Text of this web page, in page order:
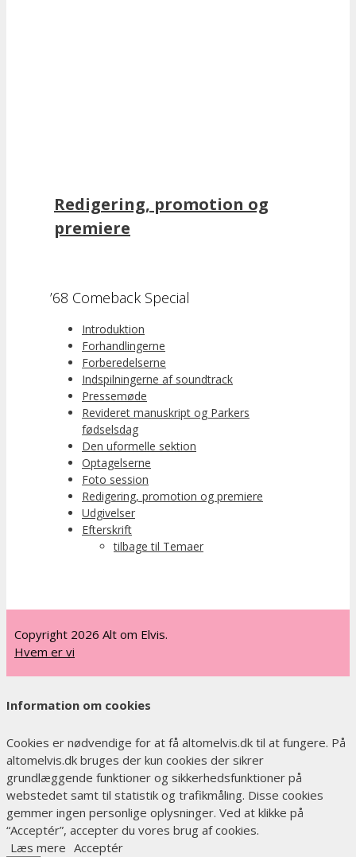
Redigering, promotion og
premiere
’68 Comeback Special
Introduktion
Forhandlingerne
Forberedelserne
Indspilningerne af soundtrack
Pressemøde
Revideret manuskript og Parkers
fødselsdag
Den uformelle sektion
Optagelserne
Foto session
Redigering, promotion og premiere
Udgivelser
Efterskrift
tilbage til Temaer
Copyright 2026 Alt om Elvis.
Hvem er vi
Information om cookies
Cookies er nødvendige for at få altomelvis.dk til at fungere. På
altomelvis.dk bruges der kun cookies der sikrer
grundlæggende funktioner og sikkerhedsfunktioner på
webstedet samt til statistik og trafikmåling. Disse cookies
gemmer ingen personlige oplysninger. Ved at klikke på
“Acceptér”, accepter du vores brug af cookies.
Læs mere Acceptér